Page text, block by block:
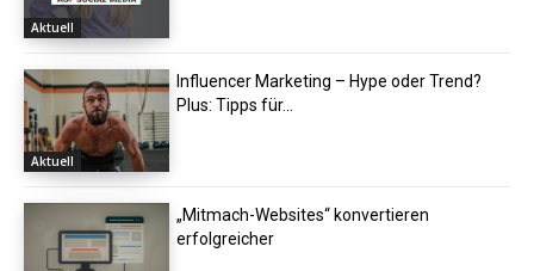
Aktuell
Aktuell
Influencer Marketing – Hype oder Trend?
Plus: Tipps für...
„Mitmach-Websites“ konvertieren
erfolgreicher